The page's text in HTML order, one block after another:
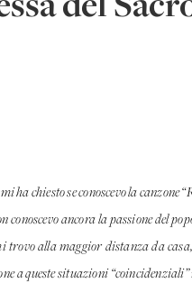
chiesto se conoscevo la canzone
ancora la passione del
alla maggior distanza da casa,
queste situazioni